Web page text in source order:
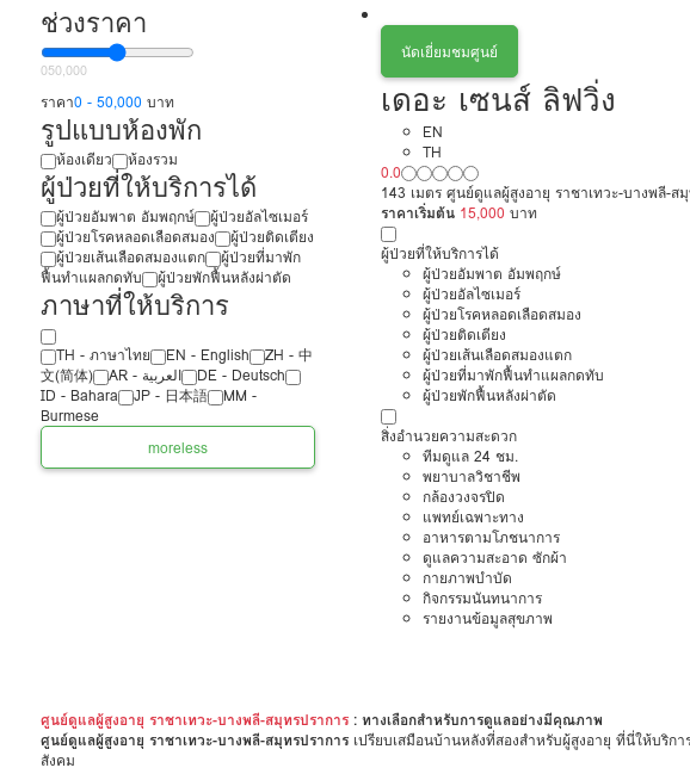
นัดเยี่ยมชมศูนย์
เดอะ เซนส์ ลิฟวิ่ง
EN
TH
0.0
143 เมตร ศูนย์ดูแลผู้สูงอายุ ราชาเทวะ-บางพลี-ส
ราคาเริ่มต้น 15,000 บาท
ผู้ป่วยที่ให้บริการได้
ผู้ป่วยอัมพาต อัมพฤกษ์
ผู้ป่วยอัลไซเมอร์
ผู้ป่วยโรคหลอดเลือดสมอง
ผู้ป่วยติดเตียง
ผู้ป่วยเส้นเลือดสมองแตก
ผู้ป่วยที่มาพักฟื้นทำแผลกดทับ
ผู้ป่วยพักฟื้นหลังผ่าตัด
สิ่งอำนวยความสะดวก
ทีมดูแล 24 ชม.
พยาบาลวิชาชีพ
กล้องวงจรปิด
แพทย์เฉพาะทาง
อาหารตามโภชนาการ
ดูแลความสะอาด ซักผ้า
กายภาพบำบัด
กิจกรรมนันทนาการ
รายงานข้อมูลสุขภาพ
ช่วงราคา
050,000
ราคา0 - 50,000 บาท
รูปแบบห้องพัก
ห้องเดียว ห้องรวม
ผู้ป่วยที่ให้บริการได้
ผู้ป่วยอัมพาต อัมพฤกษ์
ผู้ป่วยอัลไซเมอร์
ผู้ป่วยโรคหลอดเลือดสมอง
ผู้ป่วยติดเตียง
ผู้ป่วยเส้นเลือดสมองแตก
ผู้ป่วยที่มาพัก
ฟื้นทำแผลกดทับ
ผู้ป่วยพักฟื้นหลังผ่าตัด
ภาษาที่ให้บริการ
TH - ‏ภาษาไทย EN - English
ZH - 中
文(简体)
‏AR - ‏العربية‏
DE - Deutsch
ID - Bahara
JP - 日本語
MM -
Burmese
moreless
ศูนย์ดูแลผู้สูงอายุ ราชาเทวะ-บางพลี-สมุทรปราการ : ทางเลือกสำหรับการดูแลอย่างมีคุณภาพ
ศูนย์ดูแลผู้สูงอายุ ราชาเทวะ-บางพลี-สมุทรปราการเปรียบเสมือนบ้านหลังที่สองสำหรับผู้สูงอายุ ที่นี่ให้บริก
สังคม